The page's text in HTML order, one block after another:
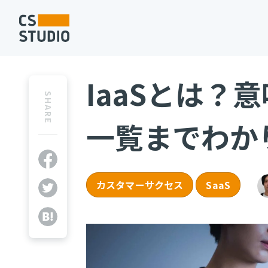
SHARE
IaaSとは？
一覧までわ
カスタマーサクセス SaaS